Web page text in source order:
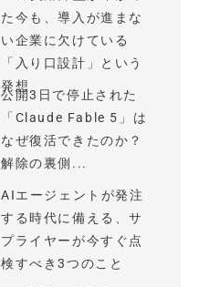
た今も、導入が進まな
い企業に欠けている
「入り口設計」という
発想
公開3日で停止された
「Claude Fable 5」は
なぜ復活できたのか？
解除の裏側...
AIエージェントが発注
する時代に備える、サ
プライヤーが今すぐ点
検すべき3つのこと